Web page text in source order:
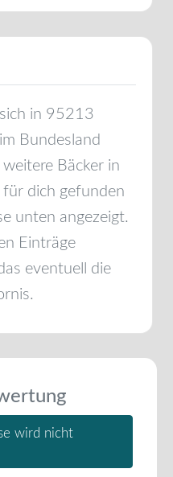
in 95213
Bundesland
Bäcker in
für dich gefunden
unten angezeigt.
Einträge
eventuell die
.
wird nicht